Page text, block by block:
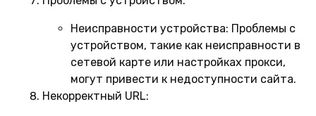
Неисправности устройства: Проблемы с
устройством, такие как неисправности в
сетевой карте или настройках прокси,
могут привести к недоступности сайта.
Некорректный URL: